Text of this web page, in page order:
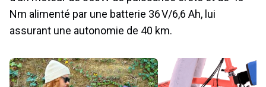
Nm alimenté par une batterie 36 V/6,6 Ah, lui
assurant une autonomie de 40 km.